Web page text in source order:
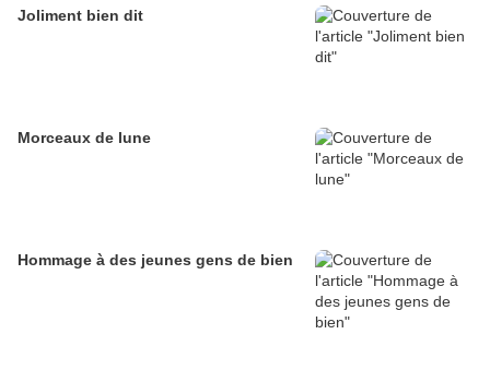
Joliment bien dit
Morceaux de lune
Hommage à des jeunes gens de bien